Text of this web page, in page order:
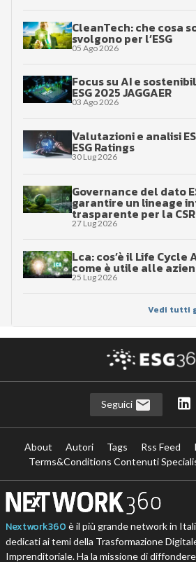
CleanTech: che cosa
svolgono per l’ESG
05 Ago 2026
Focus su AI e
ESG 2025 JAGGAER
03 Ago 2026
Valutazioni e analisi
ESG Ratings
30 Lug 2026
Governance del dato
garantire un lineage
trasparente per la
27 Lug 2026
Lca: cos’è il Life Cycle
come è utile alle
25 Lug 2026
Vedi tutti
Seguici
About Autori Tags Rss Feed
Terms&Conditions Contenuti
Nextwork360 è il più grande network in
dedicati ai temi della Trasformazione
Imprenditoriale. Ha la missione di